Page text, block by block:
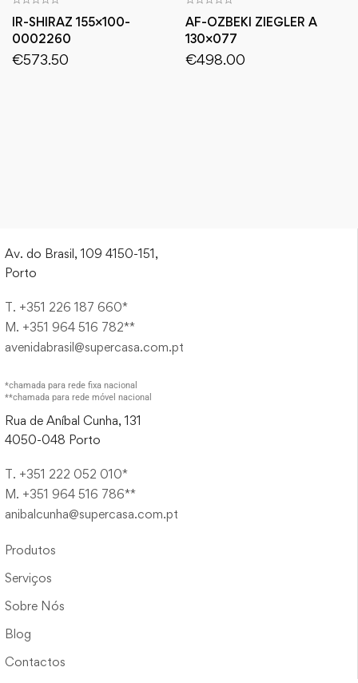
IR-SHIRAZ 155×100-
0002260
€573.50
AF-OZBEKI ZIEGLER A
130×077
€498.00
Av. do Brasil, 109 4150-151,
Porto
T. +351 226 187 660*
M. +351 964 516 782**
avenidabrasil@supercasa.com.pt
*chamada para rede fixa nacional
**chamada para rede móvel nacional
Rua de Aníbal Cunha, 131
4050-048 Porto
T. +351 222 052 010*
M. +351 964 516 786**
anibalcunha@supercasa.com.pt
Produtos
Serviços
Sobre Nós
Blog
Contactos